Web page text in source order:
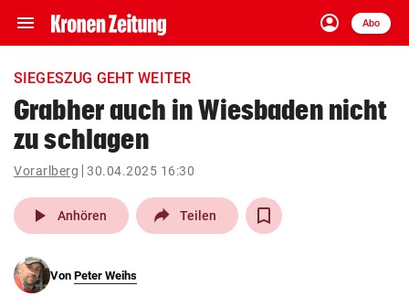
menu Navigation
ein-/ausklappen
account_circle
Anmelden
Abo
close Schließen
account_circle Anmelden
pin_drop
Wien arrow_right
SIEGESZUG GEHT WEITER
Grabher auch in Wiesbaden nicht
zu schlagen
Vorarlberg 30.04.2025 16:30
play_arrow Anhören Teilen
Von Peter Weihs